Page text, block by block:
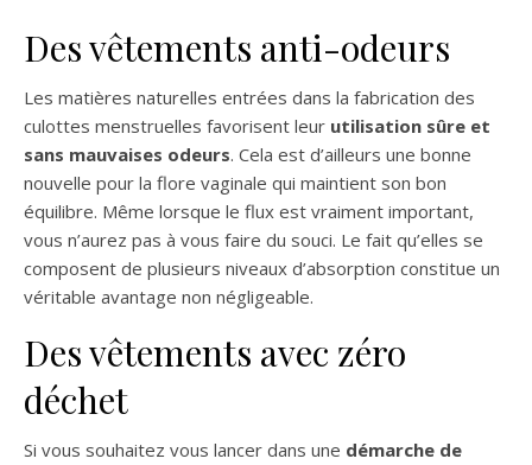
Des vêtements anti-odeurs
Les matières naturelles entrées dans la fabrication des
culottes menstruelles favorisent leur utilisation sûre et
sans mauvaises odeurs. Cela est d’ailleurs une bonne
nouvelle pour la flore vaginale qui maintient son bon
équilibre. Même lorsque le flux est vraiment important,
vous n’aurez pas à vous faire du souci. Le fait qu’elles se
composent de plusieurs niveaux d’absorption constitue un
véritable avantage non négligeable.
Des vêtements avec zéro
déchet
Si vous souhaitez vous lancer dans une démarche de